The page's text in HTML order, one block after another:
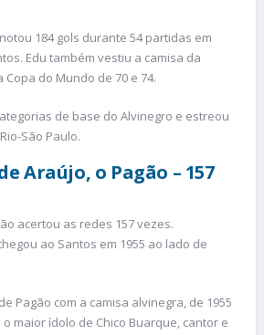
184 gols durante 54 partidas em
Edu também vestiu a camisa da
do Mundo de 70 e 74.
de base do Alvinegro e estreou
São Paulo.
Araújo, o Pagão – 157
acertou as redes 157 vezes.
ao Santos em 1955 ao lado de
Pagão com a camisa alvinegra, de 1955
maior ídolo de Chico Buarque, cantor e